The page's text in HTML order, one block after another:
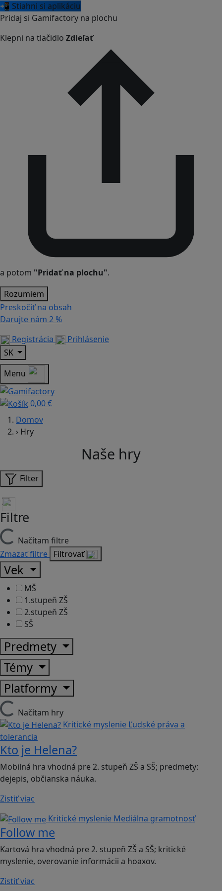
📲 Stiahni si aplikáciu
Pridaj si Gamifactory na plochu
Klepni na tlačidlo Zdieľať
a potom "Pridať na plochu".
Rozumiem
Preskočiť na obsah
Darujte nám 2 %
Registrácia
Prihlásenie
SK
Menu
0,00 €
Domov
› Hry
Naše hry
Filter
Filtre
Načítam filtre
Zmazať filtre Filtrovať
Vek
MŠ
1.stupeň ZŠ
2.stupeň ZŠ
SŠ
Predmety
Témy
Platformy
Načítam hry
Kritické myslenie Ľudské práva a
tolerancia
Kto je Helena?
Mobilná hra vhodná pre 2. stupeň ZŠ a SŠ; predmety:
dejepis, občianska náuka.
Zistiť viac
Kritické myslenie Mediálna gramotnosť
Follow me
Kartová hra vhodná pre 2. stupeň ZŠ a SŠ; kritické
myslenie, overovanie informácii a hoaxov.
Zistiť viac